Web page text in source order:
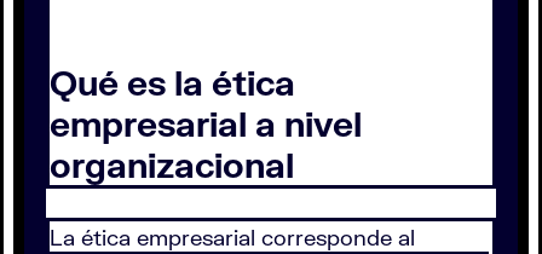
Qué es la ética
empresarial a nivel
organizacional
La ética empresarial corresponde al